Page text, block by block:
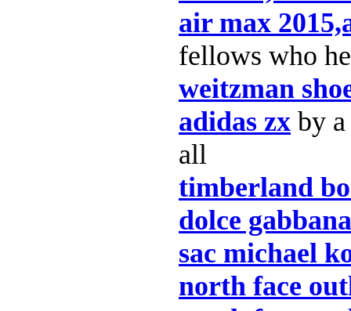
air max
fellows who
weitzman
adidas zx by
all
timberland
dolce gabbana
sac michael
north face